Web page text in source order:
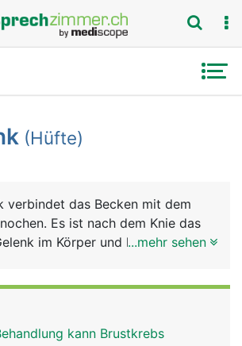
(Hüfte)
verbindet das Becken mit dem
Es ist nach dem Knie das
im Körper und hat nach der
kugelförmigen Kopfes des
(Hüftkopf) in der
...mehr sehen
kann Brustkrebs